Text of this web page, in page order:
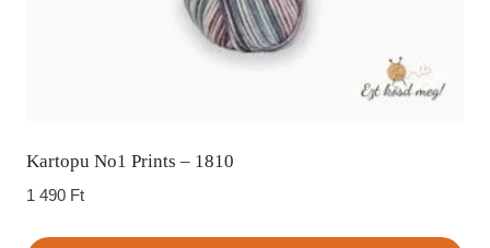
Kartopu No1 Prints – 1810
1 490 Ft